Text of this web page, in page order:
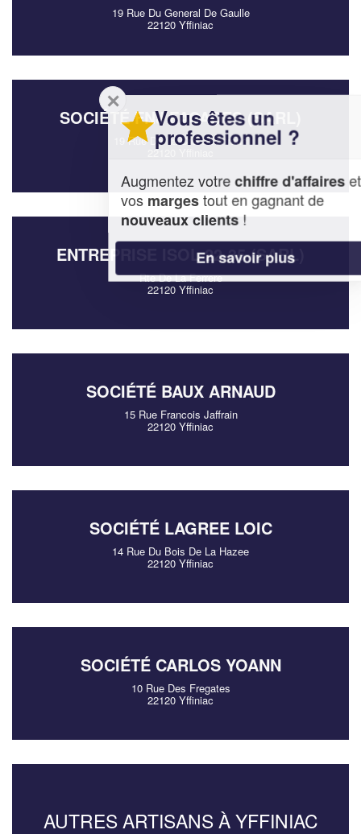
19 Rue Du General De Gaulle
22120 Yffiniac
SOCIÉTÉ FNJ FACADES (SARL)
19 Rue De La Croix Bertrand
22120 Yffiniac
ENTREPRISE ISOL 22-35 (SARL)
Rte De La Ferrere
22120 Yffiniac
SOCIÉTÉ BAUX ARNAUD
15 Rue Francois Jaffrain
22120 Yffiniac
SOCIÉTÉ LAGREE LOIC
14 Rue Du Bois De La Hazee
22120 Yffiniac
SOCIÉTÉ CARLOS YOANN
10 Rue Des Fregates
22120 Yffiniac
AUTRES ARTISANS À YFFINIAC
Vous êtes un
professionnel ?
Augmentez votrechiffre d'affaireset
vosmargestout en gagnant de
nouveaux clients!
En savoir plus